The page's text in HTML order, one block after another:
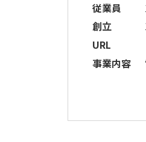
従業員
創立
URL
事業内容